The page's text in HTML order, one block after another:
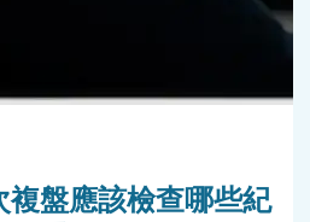
複盤應該檢查哪些紀